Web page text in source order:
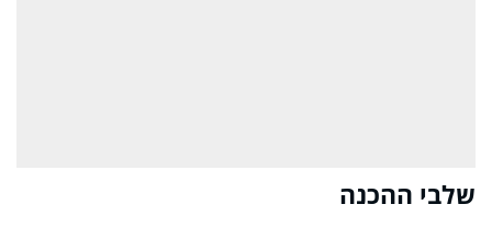
שלבי ההכנה